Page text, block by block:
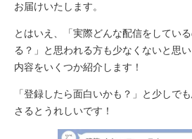
お届けいたします。
とはいえ、「実際どんな配信をしてい
る？」と思われる方も少なくないと思
内容をいくつか紹介します！
「登録したら面白いかも？」と少しで
さるとうれしいです！